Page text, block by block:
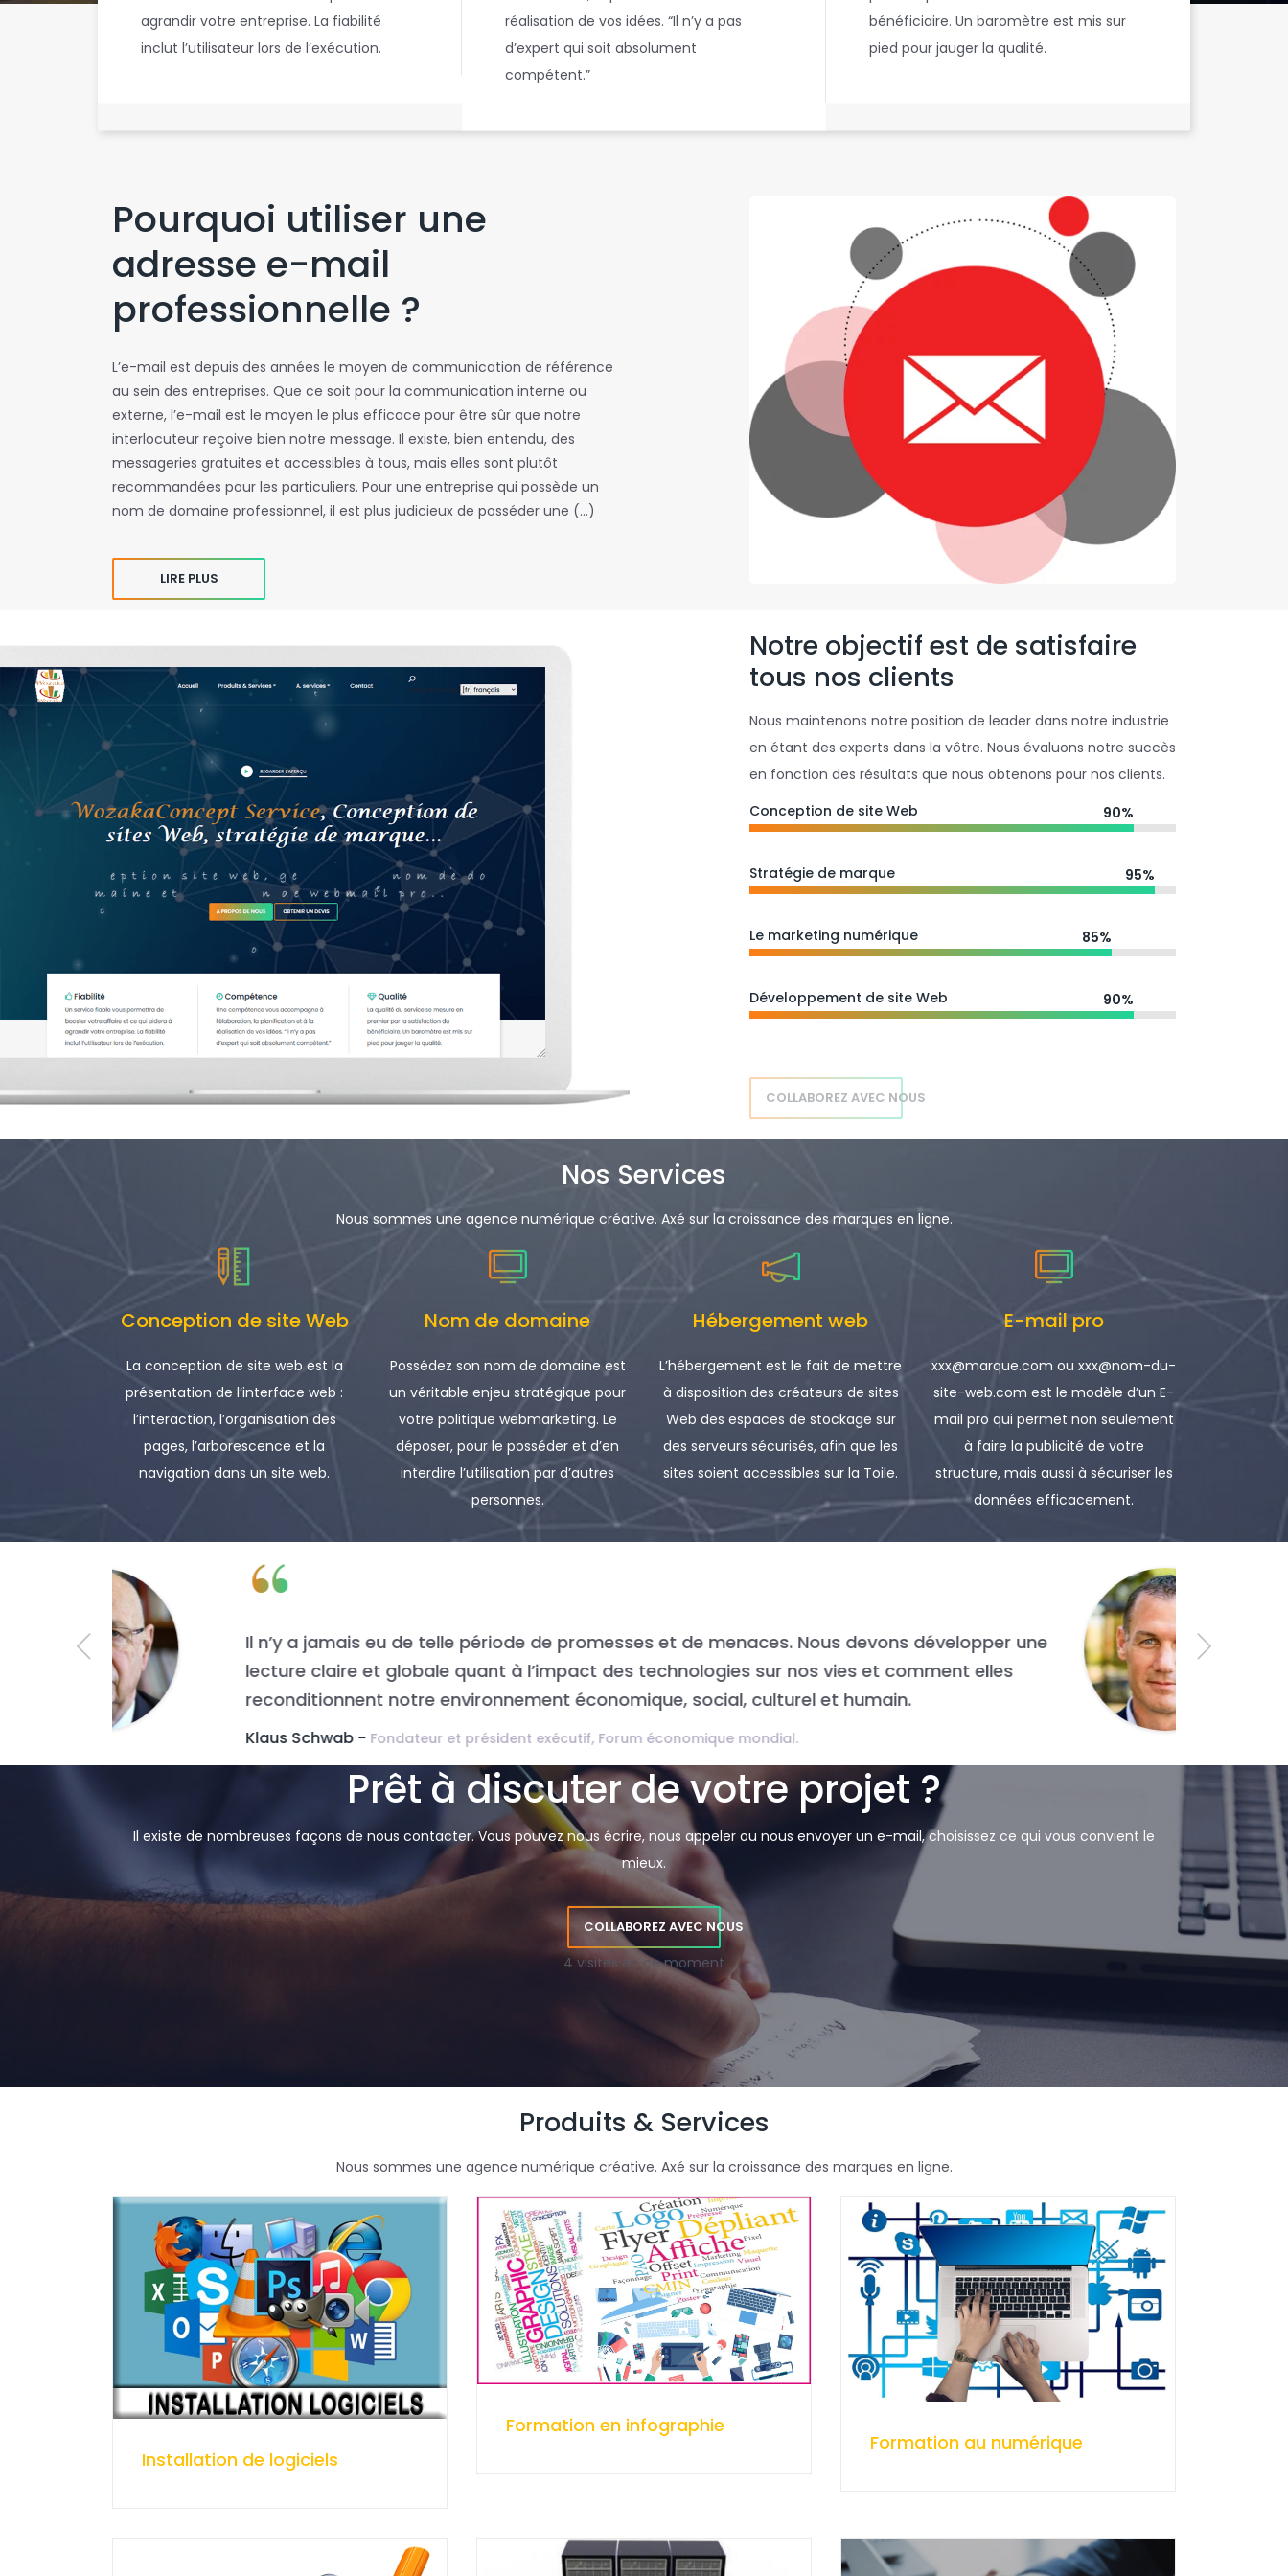
é
agrandir votre entreprise. La fiabilité
inclut l’utilisateur lors de l’exécution.
réalisation de vos idées. “Il n’y a pas
d’expert qui soit absolument
compétent.”
bénéficiaire. Un baromètre est mis sur
pied pour jauger la qualité.
Pourquoi utiliser une
adresse e-mail
professionnelle ?
L’e-mail est depuis des années le moyen de communication de référence
au sein des entreprises. Que ce soit pour la communication interne ou
externe, l’e-mail est le moyen le plus efficace pour être sûr que notre
interlocuteur reçoive bien notre message. Il existe, bien entendu, des
messageries gratuites et accessibles à tous, mais elles sont plutôt
recommandées pour les particuliers. Pour une entreprise qui possède un
nom de domaine professionnel, il est plus judicieux de posséder une (…)
LIRE PLUS
Notre objectif est de satisfaire
tous nos clients
Nous maintenons notre position de leader dans notre industrie
en étant des experts dans la vôtre. Nous évaluons notre succès
en fonction des résultats que nous obtenons pour nos clients.
Conception de site Web
90%
Stratégie de marque 95%
Le marketing numérique 85%
Développement de site Web 90%
COLLABOREZ AVEC NOUS
Nos Services
Nous sommes une agence numérique créative. Axé sur la croissance des marques en ligne.
Conception de site Web
La conception de site web est la
présentation de l’interface web :
l’interaction, l’organisation des
pages, l’arborescence et la
navigation dans un site web.
Nom de domaine
Possédez son nom de domaine est
un véritable enjeu stratégique pour
votre politique webmarketing. Le
déposer, pour le posséder et d’en
interdire l’utilisation par d’autres
personnes.
Hébergement web
L’hébergement est le fait de mettre
à disposition des créateurs de sites
Web des espaces de stockage sur
des serveurs sécurisés, afin que les
sites soient accessibles sur la Toile.
E-mail pro
xxx@marque.com ou xxx@nom-du-
site-web.com est le modèle d’un E-
mail pro qui permet non seulement
à faire la publicité de votre
structure, mais aussi à sécuriser les
données efficacement.
une
“
Traditionnellement, ce qui sépare les entreprises moyennes d’une grande fut la technologie.
Nous sommes au milieu de la transformation. Aujourd’hui, ce qui différencie une entreprise
moyenne d’une grande c’est le talent !
Wades Burgress -VP Talent Solutions LinkedIn.
Prêt à discuter de votre projet ?
Il existe de nombreuses façons de nous contacter. Vous pouvez nous écrire, nous appeler ou nous envoyer un e-mail, choisissez ce qui vous convient le
mieux.
COLLABOREZ AVEC NOUS
4 visites en ce moment
Produits & Services
Nous sommes une agence numérique créative. Axé sur la croissance des marques en ligne.
Installation de logiciels
Formation en infographie
Formation au numérique